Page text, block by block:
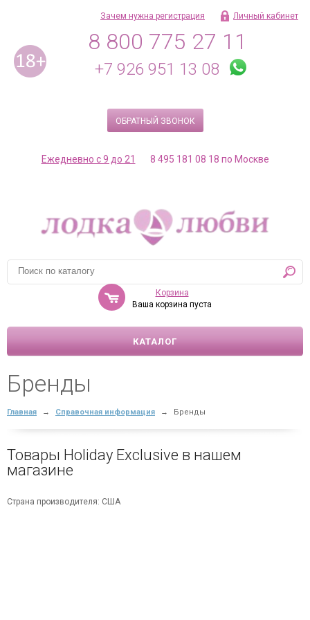
8 800 775 27 11
+7 926 951 13 08
ОБРАТНЫЙ ЗВОНОК
Зачем нужна регистрация Личный кабинет
Ежедневно с 9 до 21 8 495 181 08 18 по Москве
Корзина
Ваша корзина пуста
КАТАЛОГ
Бренды
Главная → Справочная информация → Бренды
Товары Holiday Exclusive в нашем
магазине
Страна производителя: США